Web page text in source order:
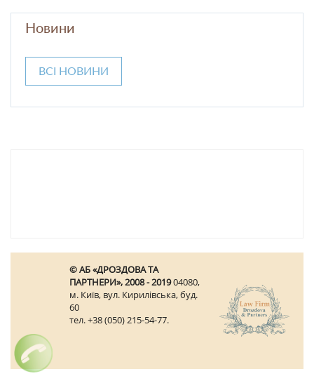
Новини
ВСІ НОВИНИ
© АБ «ДРОЗДОВА ТА
ПАРТНЕРИ», 2008 - 201904080,
м. Київ, вул. Кирилівська, буд.
60
тел. +38 (050) 215-54-77.